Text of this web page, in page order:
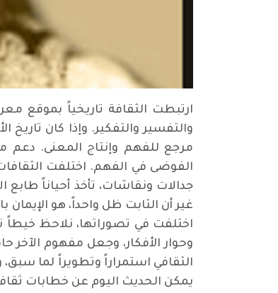
ارتبطت الثقافة تاريخياً بموقع
والتفسير والتفكير. وإذا كان
مرجع للفهم وإنتاج المعنى. دعم
الفوضى في الفهم. اختلفت
جدالات ونقاشات، تأخذ أحياناً
غير أن الثابت ظل واحداً، هو
اختلفت في تصوراتها، نلاحظ خيطاً
وحوار الأفكار، وجعل مفهوم
الثقافي استمراراً وتطويراً لما
يمكن الحديث اليوم عن خطابات